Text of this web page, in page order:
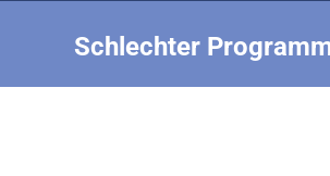
Schlechter